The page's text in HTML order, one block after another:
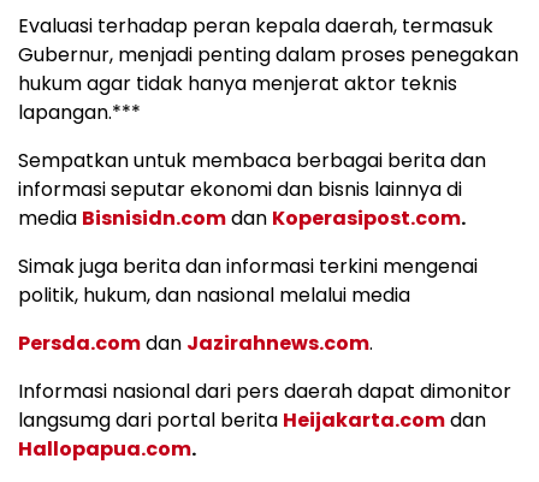
Evaluasi terhadap peran kepala daerah, termasuk
Gubernur, menjadi penting dalam proses penegakan
hukum agar tidak hanya menjerat aktor teknis
lapangan.***
Sempatkan untuk membaca berbagai berita dan
informasi seputar ekonomi dan bisnis lainnya di
media Bisnisidn.comdan Koperasipost.com.
Simak juga berita dan informasi terkini mengenai
politik, hukum, dan nasional melalui media
Persda.comdan Jazirahnews.com.
Informasi nasional dari pers daerah dapat dimonitor
langsumg dari portal berita Heijakarta.comdan
Hallopapua.com.